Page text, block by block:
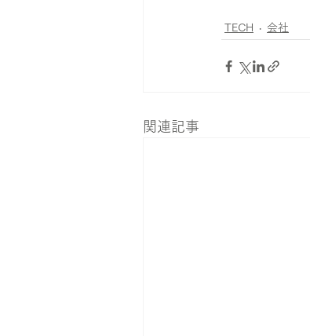
TECH 会社
関連記事